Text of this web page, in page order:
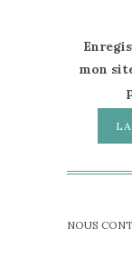
mon
NOUS